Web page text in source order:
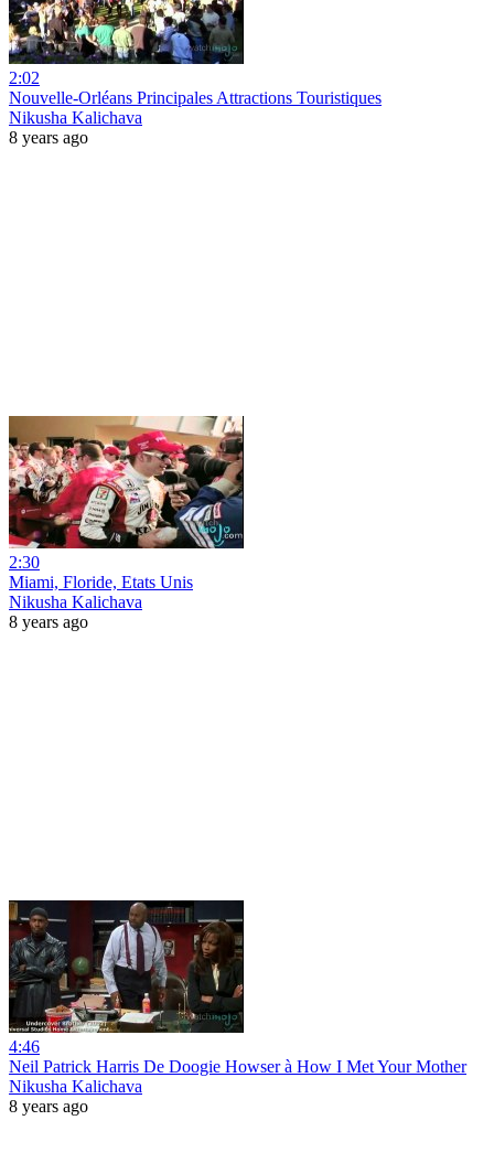
2:02
Nouvelle-Orléans Principales Attractions Touristiques
Nikusha Kalichava
8 years ago
2:30
Miami, Floride, Etats Unis
Nikusha Kalichava
8 years ago
4:46
Neil Patrick Harris De Doogie Howser à How I Met Your Mother
Nikusha Kalichava
8 years ago